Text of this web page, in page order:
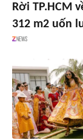
Rời TP.HCM
312 m2 uốn